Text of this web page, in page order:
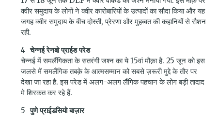
क्वीर समुदाय के लोगों ने क्वीर कारोबारियों के उत्पादों का सौदा किया और यह
जगह क्वीर समुदाय के बीच दोस्ती, प्रेरणा और मुहब्बत की कहानियों से रौशन
रही.
चेन्नई रेनबो प्राईड परेड
चेन्नई में समलैंगिकता के सतरंगी जश्न का ये 15वां मौक़ा है. 25 जून को इस
जलसे में समलैंगिक तबक़े के आत्मसम्मान को सबसे ज़रूरी मुद्दे के तौर पर
देखा जा रहा है. इस परेड में अलग-अलग लैंगिक पहचान के लोग बड़ी तादाद
मे शिरकत कर रहे हैं.
पुणे प्राईडसियो बाज़ार